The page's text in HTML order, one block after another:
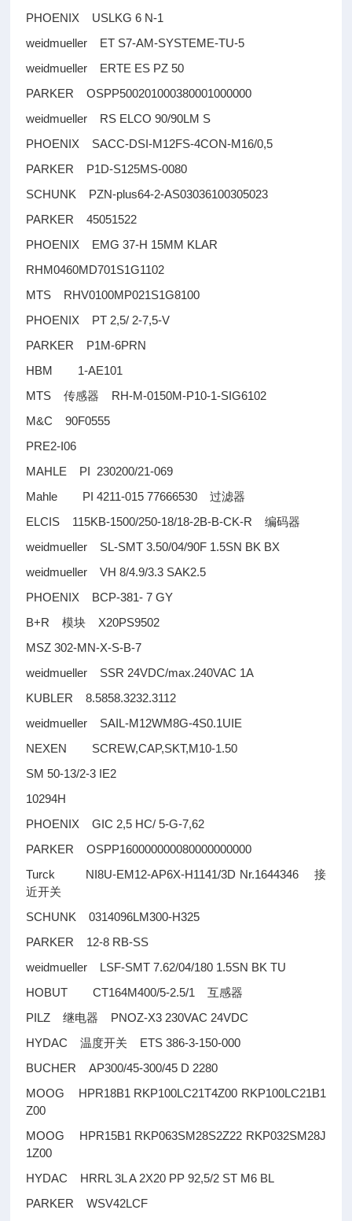
PHOENIX USLKG 6 N-1
weidmueller ET S7-AM-SYSTEME-TU-5
weidmueller ERTE ES PZ 50
PARKER OSPP500201000380001000000
weidmueller RS ELCO 90/90LM S
PHOENIX SACC-DSI-M12FS-4CON-M16/0,5
PARKER P1D-S125MS-0080
SCHUNK PZN-plus64-2-AS03036100305023
PARKER 45051522
PHOENIX EMG 37-H 15MM KLAR
RHM0460MD701S1G1102
MTS RHV0100MP021S1G8100
PHOENIX PT 2,5/ 2-7,5-V
PARKER P1M-6PRN
HBM 1-AE101
MTS传感器
RH-M-0150M-P10-1-SIG6102
M&C 90F0555
PRE2-I06
MAHLE PI 230200/21-069
Mahle PI 4211-015 77666530过滤器
ELCIS 115KB-1500/250-18/18-2B-B-CK-R编码器
weidmueller SL-SMT 3.50/04/90F 1.5SN BK BX
weidmueller VH 8/4.9/3.3 SAK2.5
PHOENIX BCP-381- 7 GY
B+R模块 X20PS9502
MSZ 302-MN-X-S-B-7
weidmueller SSR 24VDC/max.240VAC 1A
KUBLER 8.5858.3232.3112
weidmueller SAIL-M12WM8G-4S0.1UIE
NEXEN SCREW,CAP,SKT,M10-1.50
SM 50-13/2-3 IE2
10294H
PHOENIX GIC 2,5 HC/ 5-G-7,62
PARKER OSPP160000000080000000000
Turck NI8U-EM12-AP6X-H1141/3D Nr.1644346 接
近开关
SCHUNK 0314096LM300-H325
PARKER 12-8 RB-SS
weidmueller LSF-SMT 7.62/04/180 1.5SN BK TU
HOBUT CT164M400/5-2.5/1互感器
PILZ继电器
PNOZ-X3 230VAC 24VDC
HYDAC温度开关
ETS 386-3-150-000
BUCHER AP300/45-300/45 D 2280
MOOG HPR18B1 RKP100LC21T4Z00 RKP100LC21B1
Z00
MOOG HPR15B1 RKP063SM28S2Z22 RKP032SM28J
1Z00
HYDAC HRRL 3L A 2X20 PP 92,5/2 ST M6 BL
PARKER WSV42LCF